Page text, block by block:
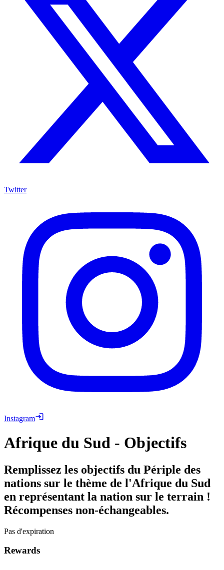
Twitter
Instagram
Afrique du Sud - Objectifs
Remplissez les objectifs du Périple des
nations sur le thème de l'Afrique du Sud
en représentant la nation sur le terrain !
Récompenses non-échangeables.
Pas d'expiration
Rewards